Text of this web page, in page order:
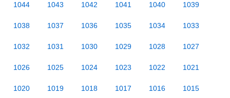
1044 1043 1042 1041 1040 1039
1038 1037 1036 1035 1034 1033
1032 1031 1030 1029 1028 1027
1026 1025 1024 1023 1022 1021
1020 1019 1018 1017 1016 1015